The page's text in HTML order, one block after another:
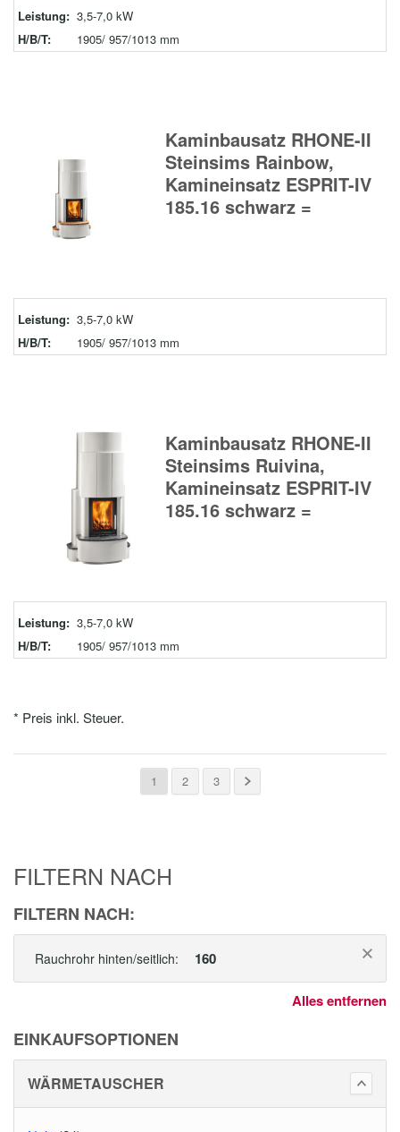
Leistung: 3,5-7,0 kW
H/B/T:
1905/ 957/1013 mm
Kaminbausatz RHONE-II
Steinsims Rainbow,
Kamineinsatz ESPRIT-IV
185.16 schwarz =
Leistung: 3,5-7,0 kW
H/B/T:
1905/ 957/1013 mm
Kaminbausatz RHONE-II
Steinsims Ruivina,
Kamineinsatz ESPRIT-IV
185.16 schwarz =
Leistung: 3,5-7,0 kW
H/B/T:
1905/ 957/1013 mm
* Preis inkl. Steuer.
1 2 3
FILTERN NACH
FILTERN NACH:
Rauchrohr hinten/seitlich: 160
Alles entfernen
EINKAUFSOPTIONEN
WÄRMETAUSCHER